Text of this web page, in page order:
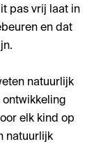
pas vrij laat in
en dat
natuurlijk
elk kind op
natuurlijk